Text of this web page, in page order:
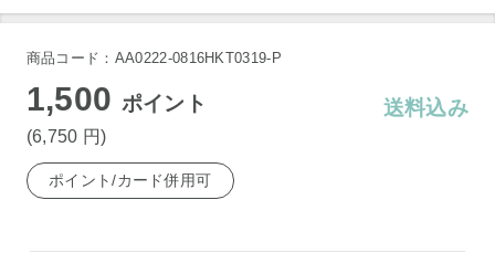
商品コード：AA0222-0816HKT0319-P
1,500 ポイント
(6,750 円)
送料込み
ポイント/カード併用可